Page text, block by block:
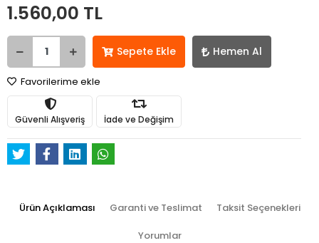
1.560,00 TL
Sepete Ekle Hemen Al
Favorilerime ekle
Güvenli Alışveriş İade ve Değişim
Ürün Açıklaması Garanti ve Teslimat Taksit Seçenekleri
Yorumlar